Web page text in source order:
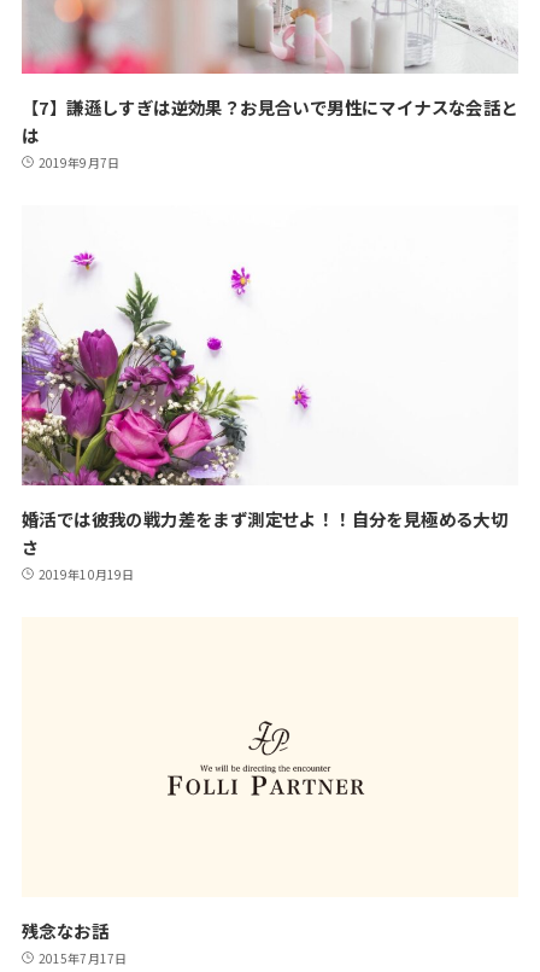
【7】謙遜しすぎは逆効果？お見合いで男性にマイナスな会話と
は
2019年9月7日
婚活では彼我の戦力差をまず測定せよ！！自分を見極める大切
さ
2019年10月19日
残念なお話
2015年7月17日